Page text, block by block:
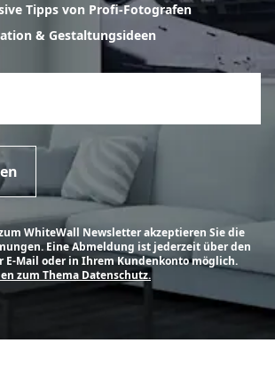
Tipps von Profi-Fotografen
& Gestaltungsideen
WhiteWall Newsletter akzeptieren Sie die
Eine Abmeldung ist jederzeit über den
Mail oder in Ihrem Kundenkonto möglich.
zum Thema Datenschutz.